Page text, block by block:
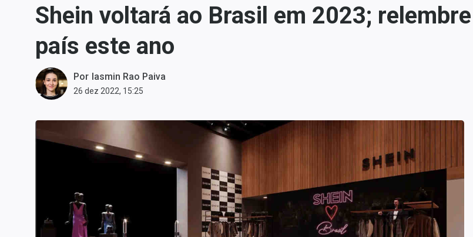
Carteiras Recomendadas
Central de Fundos
Imobiliários
Central dos IPOs
Renda Fixa
Finanças Pessoais
Mercados
Colunas
Shein voltará ao Brasil em 2023;
país este ano
Por Iasmin Rao Paiva
26 dez 2022, 15:25